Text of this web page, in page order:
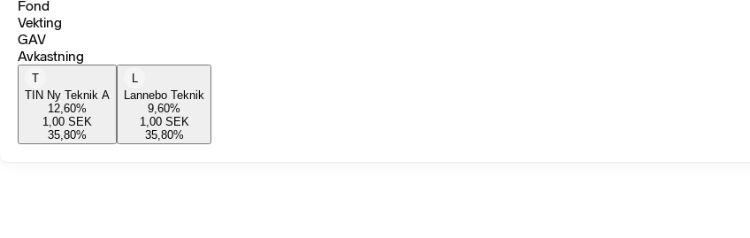
Fond
Vekting
GAV
Avkastning
T
TIN Ny Teknik A
12,60%
1,00 SEK
35,80%
L
Lannebo Teknik
9,60%
1,00 SEK
35,80%